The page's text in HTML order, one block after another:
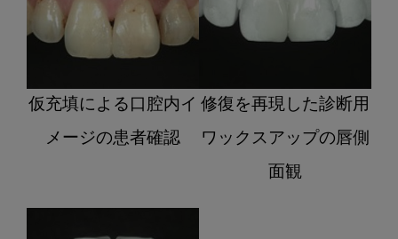
仮充填による口腔内イ
メージの患者確認
修復を再現した診断用
ワックスアップの唇側
面観